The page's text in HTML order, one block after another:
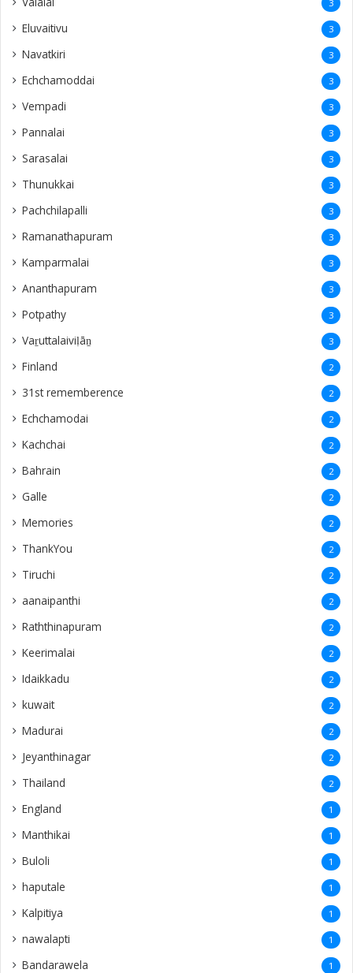
3
Eluvaitivu 3
Navatkiri 3
Echchamoddai 3
Vempadi 3
Pannalai 3
Sarasalai 3
Thunukkai 3
Pachchilapalli 3
Ramanathapuram 3
Kamparmalai 3
Ananthapuram 3
‎Potpathy 3
Vaṟuttalaiviḷāṉ 3
Finland 2
31st rememberence 2
Echchamodai 2
Kachchai 2
Bahrain 2
Galle 2
Memories 2
ThankYou 2
Tiruchi 2
aanaipanthi 2
Raththinapuram 2
Keerimalai 2
Idaikkadu 2
kuwait 2
Madurai 2
Jeyanthinagar 2
Thailand 2
England 1
Manthikai 1
Buloli 1
haputale 1
Kalpitiya 1
nawalapti 1
Bandarawela 1